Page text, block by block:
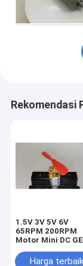
Rekomendasi
1.5V 3V 5V 6V
65RPM 200RPM
Motor Mini DC
Harga